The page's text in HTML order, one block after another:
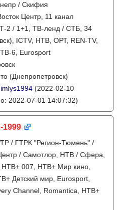
/ Скифия
Центр, 11 канал
2 / 1+1, ТВ-ленд / СТБ, 34
ICTV, НТВ, ОРТ, REN-TV,
6, Eurosport
(Днепропетровск)
(2022-02-10
2022-07-01 14:07:32)
1999
/ ГТРК "Регион-Тюмень" /
/ Самотлор, НТВ / Сфера,
007, НТВ+ Мир кино,
Детский мир, Eurosport,
Channel, Romantica, НТВ+